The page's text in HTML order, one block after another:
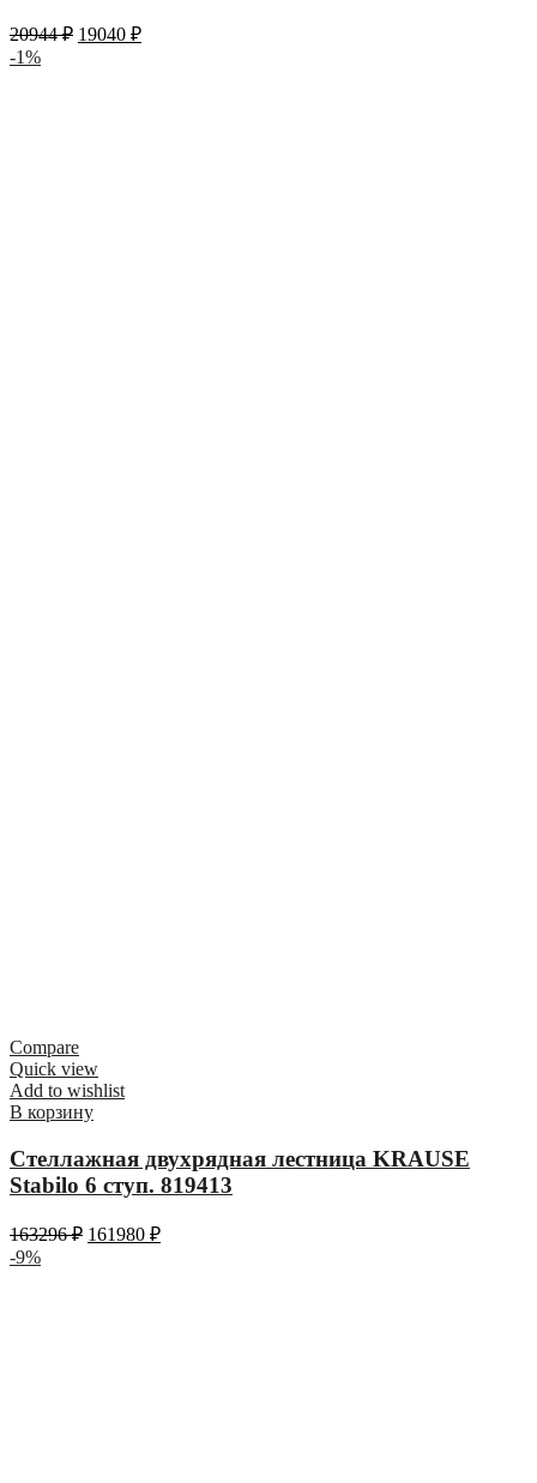
20944₽ 19040 ₽
-1%
Compare
Quick view
Add to wishlist
В корзину
Стеллажная двухрядная лестница KRAUSE
Stabilo 6 ступ. 819413
163296₽ 161980 ₽
-9%